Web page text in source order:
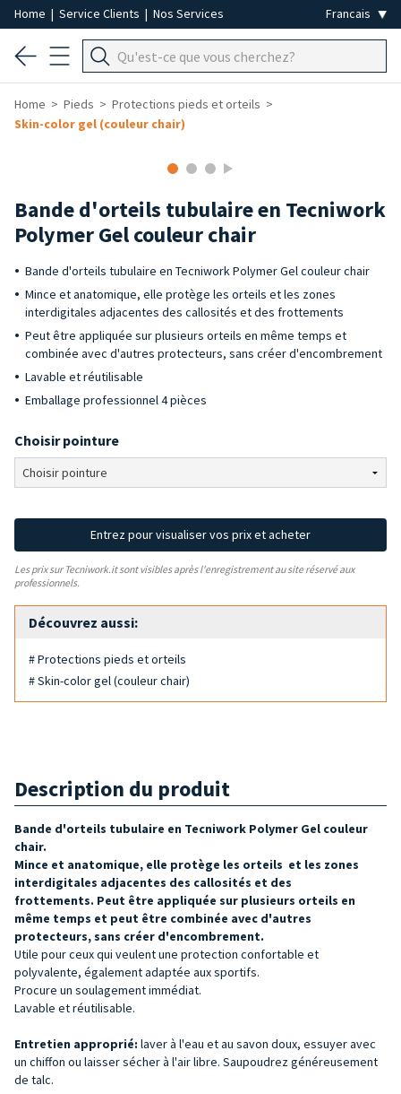
Home | Service Clients | Nos Services
Home Pieds
Protections pieds et orteils
Skin-color gel (couleur chair)
Bande d'orteils tubulaire en Tecniwork
Polymer Gel couleur chair
Bande d'orteils tubulaire en Tecniwork Polymer Gel couleur chair
Mince et anatomique, elle protège les orteils et les zones
interdigitales adjacentes des callosités et des frottements
Peut être appliquée sur plusieurs orteils en même temps et
combinée avec d'autres protecteurs, sans créer d'encombrement
Lavable et réutilisable
Emballage professionnel 4 pièces
Choisir pointure
Entrez pour visualiser vos prix et acheter
Les prix sur Tecniwork.it sont visibles après l'enregistrement au site réservé aux
professionnels.
Découvrez aussi:
# Protections pieds et orteils
# Skin-color gel (couleur chair)
Description du produit
Bande d'orteils tubulaire en Tecniwork Polymer Gel couleur
chair.
Mince et anatomique, elle protège les orteils et les zones
interdigitales adjacentes des callosités et des
frottements. Peut être appliquée sur plusieurs orteils en
même temps et peut être combinée avec d'autres
protecteurs, sans créer d'encombrement.
Utile pour ceux qui veulent une protection confortable et
polyvalente, également adaptée aux sportifs.
Procure un soulagement immédiat.
Lavable et réutilisable.
Entretien approprié: laver à l'eau et au savon doux, essuyer avec
un chiffon ou laisser sécher à l'air libre. Saupoudrez généreusement
de talc.